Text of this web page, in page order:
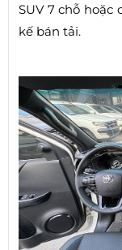
SUV 7 chỗ hoặc
kế bán tải.